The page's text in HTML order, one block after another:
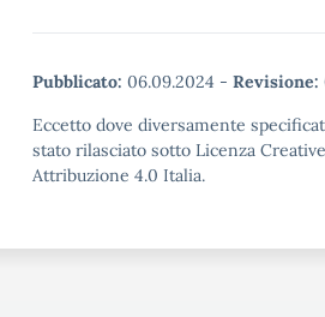
Pubblicato: 06.09.2024 - Revisione:
Eccetto dove diversamente
stato rilasciato sotto Licenza
Attribuzione 4.0 Italia.